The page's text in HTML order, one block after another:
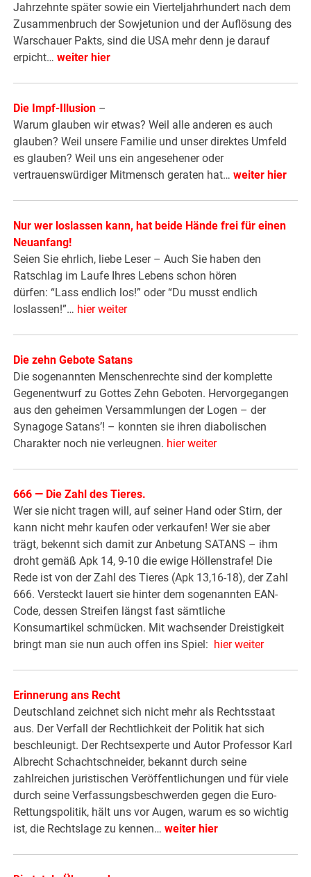
Jahrzehnte später sowie ein Vierteljahrhundert nach dem
Zusammenbruch der Sowjetunion und der Auflösung des
Warschauer Pakts, sind die USA mehr denn je darauf
erpicht…weiter hier
Die Impf-Illusion –
Warum glauben wir etwas? Weil alle anderen es auch
glauben? Weil unsere Familie und unser direktes Umfeld
es glauben? Weil uns ein angesehener oder
vertrauenswürdiger Mitmensch geraten hat…weiter hier
Nur wer loslassen kann, hat beide Hände frei für einen
Neuanfang!
Seien Sie ehrlich, liebe Leser – Auch Sie haben den
Ratschlag im Laufe Ihres Lebens schon hören
dürfen: “Lass endlich los!” oder “Du musst endlich
loslassen!”… hier weiter
Die zehn Gebote Satans
Die sogenannten Menschenrechte sind der komplette
Gegenentwurf zu Gottes Zehn Geboten. Hervorgegangen
aus den geheimen Versammlungen der Logen – der
Synagoge Satans’! – konnten sie ihren diabolischen
Charakter noch nie verleugnen. hier weiter
666 — Die Zahl des Tieres.
Wer sie nicht tragen will, auf seiner Hand oder Stirn, der
kann nicht mehr kaufen oder verkaufen! Wer sie aber
trägt, bekennt sich damit zur Anbetung SATANS – ihm
droht gemäß Apk 14, 9-10 die ewige Höllenstrafe! Die
Rede ist von der Zahl des Tieres (Apk 13,16-18), der Zahl
666. Versteckt lauert sie hinter dem sogenannten EAN-
Code, dessen Streifen längst fast sämtliche
Konsumartikel schmücken. Mit wachsender Dreistigkeit
bringt man sie nun auch offen ins Spiel: hier weiter
Erinnerung ans Recht
Deutschland zeichnet sich nicht mehr als Rechtsstaat
aus. Der Verfall der Rechtlichkeit der Politik hat sich
beschleunigt. Der Rechtsexperte und Autor Professor Karl
Albrecht Schachtschneider, bekannt durch seine
zahlreichen juristischen Veröffentlichungen und für viele
durch seine Verfassungsbeschwerden gegen die Euro-
Rettungspolitik, hält uns vor Augen, warum es so wichtig
ist, die Rechtslage zu kennen…weiter hier